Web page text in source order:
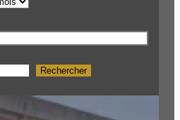
Rechercher